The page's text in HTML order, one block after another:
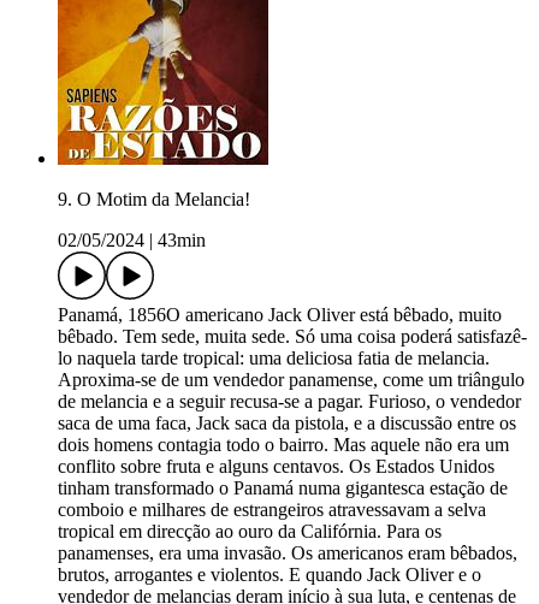
9. O Motim da Melancia!
02/05/2024
43min
Panamá, 1856O americano Jack Oliver está bêbado, muito
bêbado. Tem sede, muita sede. Só uma coisa poderá satisfazê-
lo naquela tarde tropical: uma deliciosa fatia de melancia.
Aproxima-se de um vendedor panamense, come um triângulo
de melancia e a seguir recusa-se a pagar. Furioso, o vendedor
saca de uma faca, Jack saca da pistola, e a discussão entre os
dois homens contagia todo o bairro. Mas aquele não era um
conflito sobre fruta e alguns centavos. Os Estados Unidos
tinham transformado o Panamá numa gigantesca estação de
comboio e milhares de estrangeiros atravessavam a selva
tropical em direcção ao ouro da Califórnia. Para os
panamenses, era uma invasão. Os americanos eram bêbados,
brutos, arrogantes e violentos. E quando Jack Oliver e o
vendedor de melancias deram início à sua luta, e centenas de